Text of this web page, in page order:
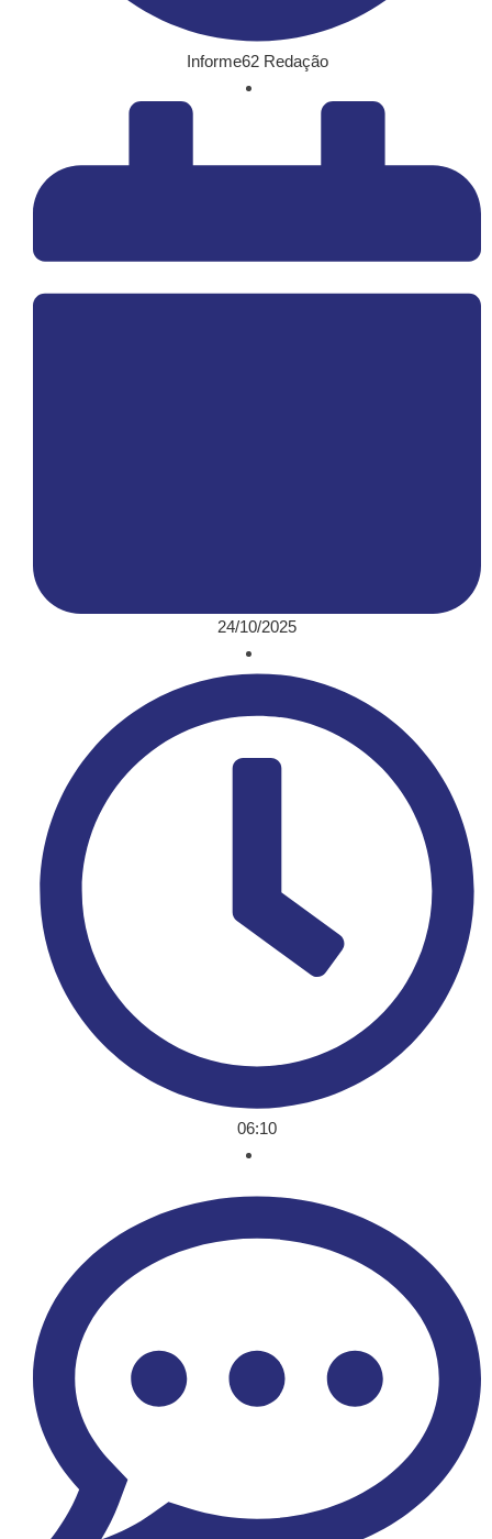
Informe62 Redação
24/10/2025
06:10